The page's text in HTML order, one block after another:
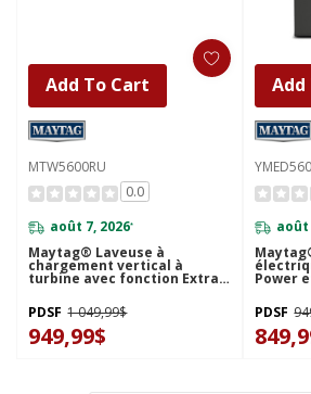
Comparer
MTW5600RU
0.0
août 7, 2026*
Maytag® Laveuse à
chargement vertical à
turbine avec fonction Extra
Pro - 5,5 pi cu MTW5600RU
PDSF 1 049,99$
949,99$
Add To Cart
août
Power
et
pi cu
PDSF
Add